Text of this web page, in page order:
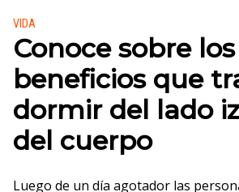
Publicado en:
VIDA
Conoce sobre los
beneficios que
dormir del lado
del cuerpo
Luego de un día agotador las